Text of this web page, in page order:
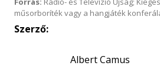
műsorboríték vagy a hangjáték
Szerző:
Albert Camus